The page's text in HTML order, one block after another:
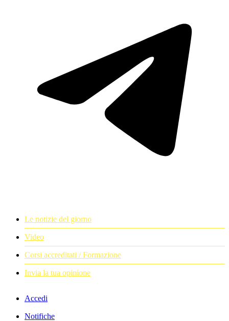
Le notizie del giorno
Video
Corsi accreditati / Formazione
Invia la tua opinione
Accedi
Notifiche